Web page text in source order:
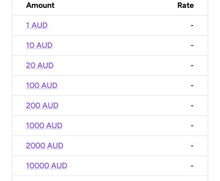
Amount Rate
1 AUD -
10 AUD -
20 AUD -
100 AUD -
200 AUD -
1000 AUD -
2000 AUD -
10000 AUD -